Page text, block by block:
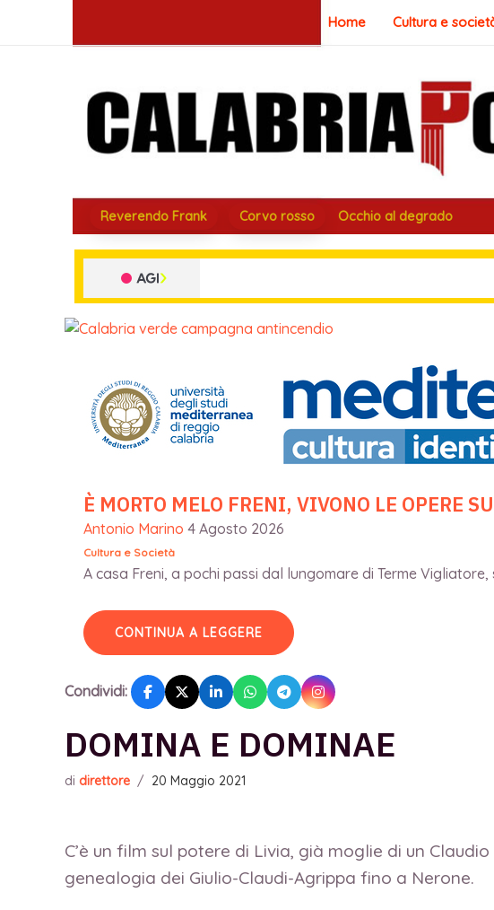
Home Cultura e
Reverendo Frank Corvo rosso Occhio al degrado
È MORTO MELO FRENI, VIVONO LE OPERE
Antonio Marino 4 Agosto 2026
Cultura e Società
A casa Freni, a pochi passi dal lungomare di Terme
CONTINUA A LEGGERE
Condividi:
DOMINA E DOMINAE
di direttore / 20 Maggio 2021
C’è un film sul potere di Livia, già moglie di un
genealogia dei Giulio-Claudi-Agrippa fino a Nerone.